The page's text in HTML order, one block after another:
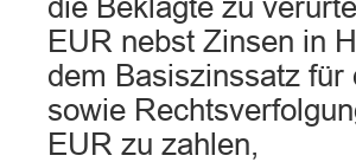
die Beklagte zu
EUR nebst Zinsen in
dem Basiszinssatz für
sowie
EUR zu zahlen,